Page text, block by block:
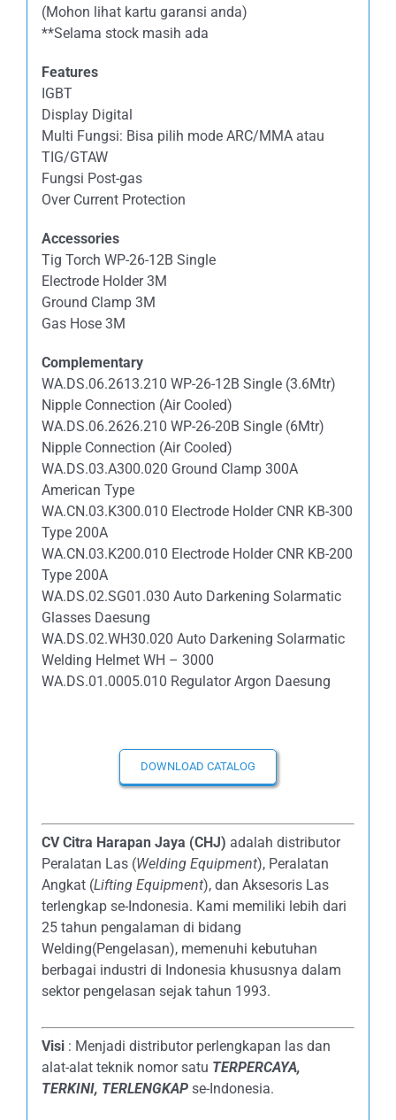
(Mohon lihat kartu garansi anda)
**Selama stock masih ada
Features
IGBT
Display Digital
Multi Fungsi: Bisa pilih mode ARC/MMA atau
TIG/GTAW
Fungsi Post-gas
Over Current Protection
Accessories
Tig Torch WP-26-12B Single
Electrode Holder 3M
Ground Clamp 3M
Gas Hose 3M
Complementary
WA.DS.06.2613.210 WP-26-12B Single (3.6Mtr)
Nipple Connection (Air Cooled)
WA.DS.06.2626.210 WP-26-20B Single (6Mtr)
Nipple Connection (Air Cooled)
WA.DS.03.A300.020 Ground Clamp 300A
American Type
WA.CN.03.K300.010 Electrode Holder CNR KB-300
Type 200A
WA.CN.03.K200.010 Electrode Holder CNR KB-200
Type 200A
WA.DS.02.SG01.030 Auto Darkening Solarmatic
Glasses Daesung
WA.DS.02.WH30.020 Auto Darkening Solarmatic
Welding Helmet WH – 3000
WA.DS.01.0005.010 Regulator Argon Daesung
DOWNLOAD CATALOG
CV Citra Harapan Jaya (CHJ) adalah distributor
Peralatan Las (Welding Equipment), Peralatan
Angkat (Lifting Equipment), dan Aksesoris Las
terlengkap se-Indonesia. Kami memiliki lebih dari
25 tahun pengalaman di bidang
Welding(Pengelasan), memenuhi kebutuhan
berbagai industri di Indonesia khususnya dalam
sektor pengelasan sejak tahun 1993.
Visi : Menjadi distributor perlengkapan las dan
alat-alat teknik nomor satu TERPERCAYA,
TERKINI, TERLENGKAPse-Indonesia.